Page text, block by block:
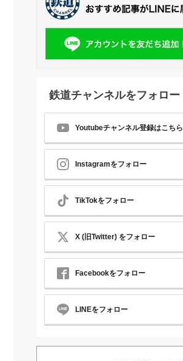
鉄道チャンネルをフォロー
Youtubeチャンネル登録はこちら
Instagramをフォロー
TikTokをフォロー
X (旧Twitter) をフォロー
Facebookをフォロー
LINEをフォロー